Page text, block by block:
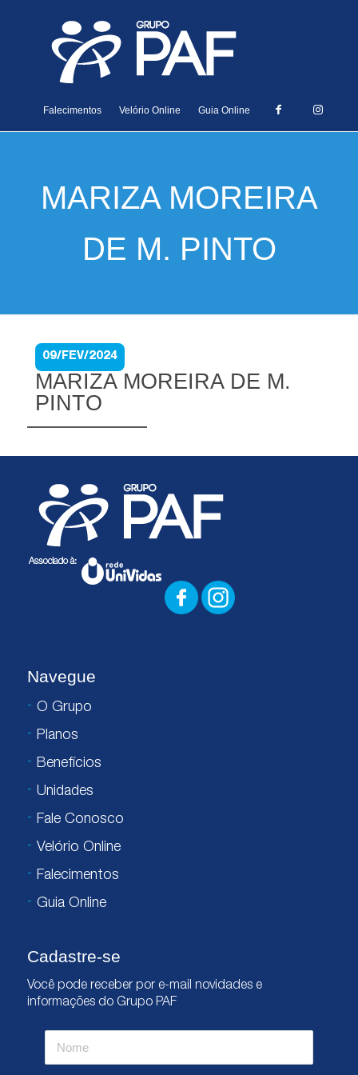
Falecimentos Velório Online Guia Online
MARIZA MOREIRA
DE M. PINTO
09/FEV/2024
MARIZA MOREIRA DE M.
PINTO
Navegue
O Grupo
Planos
Benefícios
Unidades
Fale Conosco
Velório Online
Falecimentos
Guia Online
Cadastre-se
Você pode receber por e-mail novidades e
informações do Grupo PAF